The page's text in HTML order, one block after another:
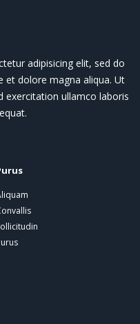
adipisicing elit, sed do
et dolore magna aliqua. Ut
exercitation ullamco laboris